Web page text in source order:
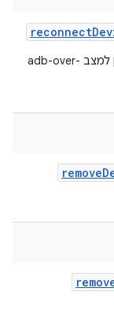
reconnect
שיטת עזר שמעבירה את מכשיר ה-USB הנתון למצב adb-over-
remove